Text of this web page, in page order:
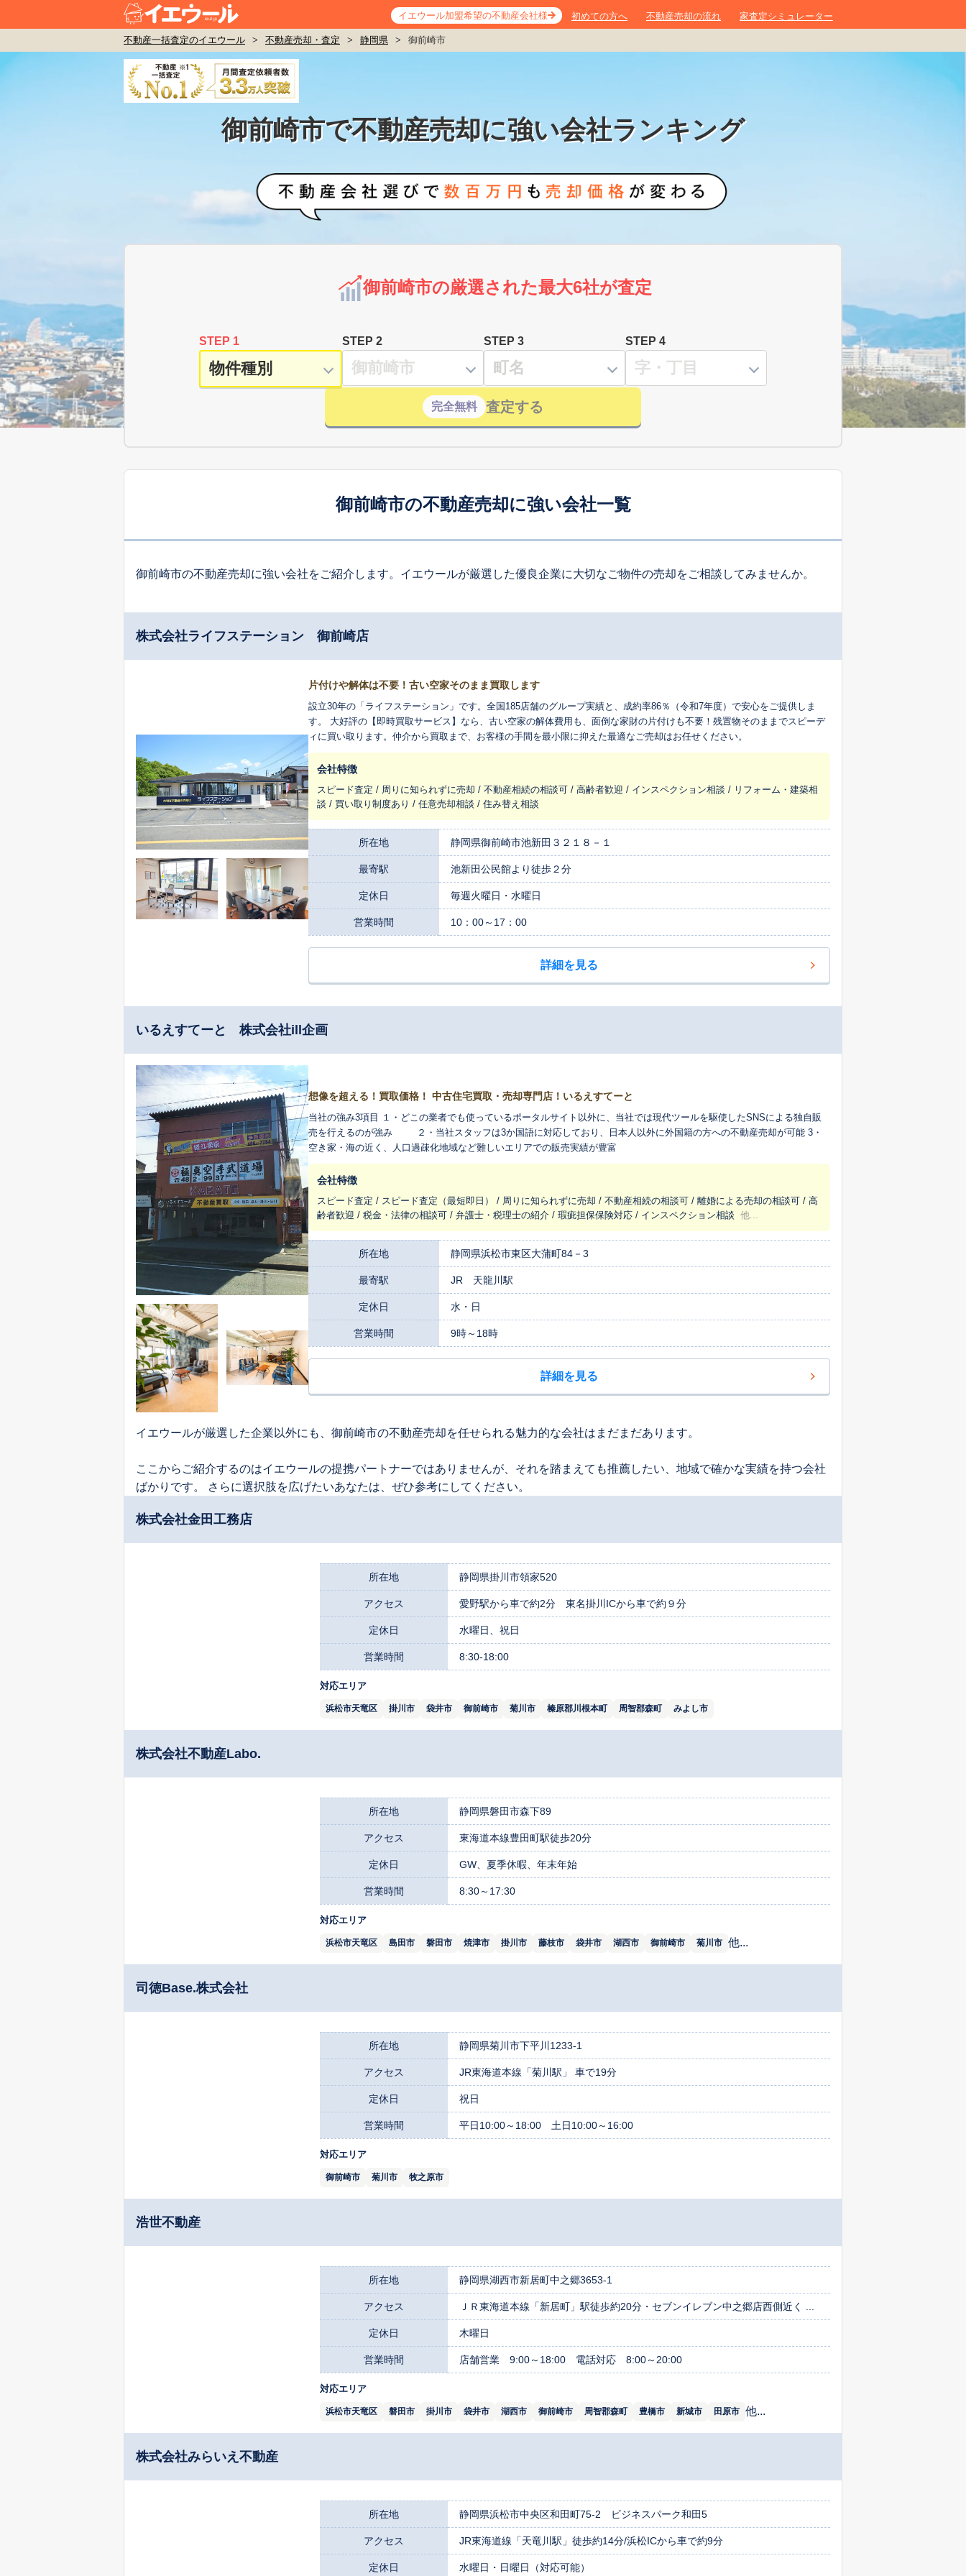
イエウール加盟希望の不動産会社様 初めての方へ 不動産売却の流れ 家査定シミュレーター
不動産一括査定のイエウール > 不動産売却・査定 > 静岡県 > 御前崎市
御前崎市で不動産売却に強い会社ランキング
御前崎市の厳選された最大6社が査定
STEP 1 STEP 2 STEP 3 STEP 4
完全無料 査定する
御前崎市の不動産売却に強い会社一覧
御前崎市の不動産売却に強い会社をご紹介します。イエウールが厳選した優良企業に大切なご物件の売却をご相談してみませんか。
株式会社ライフステーション 御前崎店
片付けや解体は不要！古い空家そのまま買取します
設立30年の「ライフステーション」です。全国185店舗のグループ実績と、成約率86％（令和7年度）で安心をご提供しま
す。 大好評の【即時買取サービス】なら、古い空家の解体費用も、面倒な家財の片付けも不要！残置物そのままでスピーデ
ィに買い取ります。仲介から買取まで、お客様の手間を最小限に抑えた最適なご売却はお任せください。
会社特徴
スピード査定 / 周りに知られずに売却 / 不動産相続の相談可 / 高齢者歓迎 / インスペクション相談 / リフォーム・建築相
談 / 買い取り制度あり / 任意売却相談 / 住み替え相談
所在地 静岡県御前崎市池新田３２１８－１
最寄駅 池新田公民館より徒歩２分
定休日 毎週火曜日・水曜日
営業時間 10：00～17：00
詳細を見る
いるえすてーと 株式会社ill企画
想像を超える！買取価格！ 中古住宅買取・売却専門店！いるえすてーと
当社の強み3項目 １・どこの業者でも使っているポータルサイト以外に、当社では現代ツールを駆使したSNSによる独自販
売を行えるのが強み ２・当社スタッフは3か国語に対応しており、日本人以外に外国籍の方への不動産売却が可能 3・
空き家・海の近く、人口過疎化地域など難しいエリアでの販売実績が豊富
会社特徴
スピード査定 / スピード査定（最短即日） / 周りに知られずに売却 / 不動産相続の相談可 / 離婚による売却の相談可 / 高
齢者歓迎 / 税金・法律の相談可 / 弁護士・税理士の紹介 / 瑕疵担保保険対応 / インスペクション相談 他...
所在地 静岡県浜松市東区大蒲町84－3
最寄駅 JR 天龍川駅
定休日 水・日
営業時間 9時～18時
詳細を見る
イエウールが厳選した企業以外にも、御前崎市の不動産売却を任せられる魅力的な会社はまだまだあります。
ここからご紹介するのはイエウールの提携パートナーではありませんが、それを踏まえても推薦したい、地域で確かな実績を持つ会社
ばかりです。 さらに選択肢を広げたいあなたは、ぜひ参考にしてください。
株式会社金田工務店
所在地 静岡県掛川市領家520
アクセス 愛野駅から車で約2分 東名掛川ICから車で約９分
定休日 水曜日、祝日
営業時間 8:30-18:00
対応エリア
浜松市天竜区 掛川市 袋井市 御前崎市 菊川市 榛原郡川根本町 周智郡森町 みよし市
株式会社不動産Labo.
所在地 静岡県磐田市森下89
アクセス 東海道本線豊田町駅徒歩20分
定休日 GW、夏季休暇、年末年始
営業時間 8:30～17:30
対応エリア
浜松市天竜区 島田市 磐田市 焼津市 掛川市 藤枝市 袋井市 湖西市 御前崎市 菊川市 他...
司徳Base.株式会社
所在地 静岡県菊川市下平川1233-1
アクセス JR東海道本線「菊川駅」 車で19分
定休日 祝日
営業時間 平日10:00～18:00 土日10:00～16:00
対応エリア
御前崎市 菊川市 牧之原市
浩世不動産
所在地 静岡県湖西市新居町中之郷3653-1
アクセス ＪＲ東海道本線「新居町」駅徒歩約20分・セブンイレブン中之郷店西側近く ...
定休日 木曜日
営業時間 店舗営業 9:00～18:00 電話対応 8:00～20:00
対応エリア
浜松市天竜区 磐田市 掛川市 袋井市 湖西市 御前崎市 周智郡森町 豊橋市 新城市 田原市 他...
株式会社みらいえ不動産
所在地 静岡県浜松市中央区和田町75-2 ビジネスパーク和田5
アクセス JR東海道線「天竜川駅」徒歩約14分/浜松ICから車で約9分
定休日 水曜日・日曜日（対応可能）